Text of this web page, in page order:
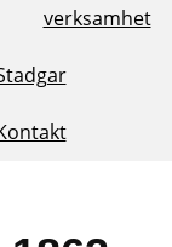
verksamhet